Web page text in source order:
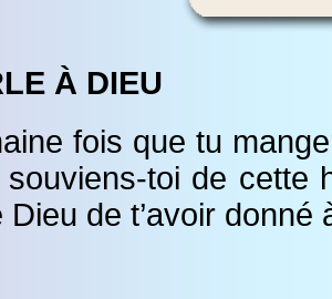
À DIEU
fois que tu
souviens-toi de cette
Dieu de t’avoir donné